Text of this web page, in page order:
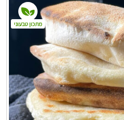
מתכון טבעוני